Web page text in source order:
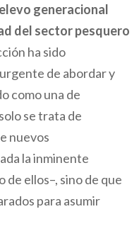
generacional
del sector pesquero
ha sido
de abordar y
como una de
se trata de
nuevos
la inminente
de ellos–, sino de que
para asumir